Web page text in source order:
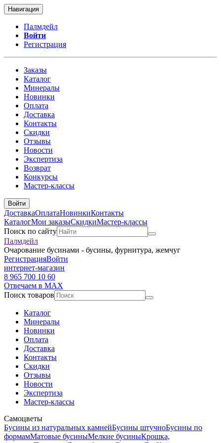
Навигация
Палмдейл
Войти
Регистрация
Заказы
Каталог
Минералы
Новинки
Оплата
Доставка
Контакты
Скидки
Отзывы
Новости
Экспертиза
Возврат
Конкурсы
Мастер-классы
Войти
ДоставкаОплатаНовинкиКонтакты
КаталогМои заказыСкидкиМастер-классы
Поиск по сайту
Палмдейл
Очарование бусинами - бусины, фурнитура, жемчуг
РегистрацияВойти
интернет-магазин
8 965 700 10 60
Отвечаем в MAX
Поиск товаров
Каталог
Минералы
Новинки
Оплата
Доставка
Контакты
Скидки
Отзывы
Новости
Экспертиза
Мастер-классы
Самоцветы
Бусины из натуральных камнейБусины штучноБусины по
формамМатовые бусиныМелкие бусиныКрошка,